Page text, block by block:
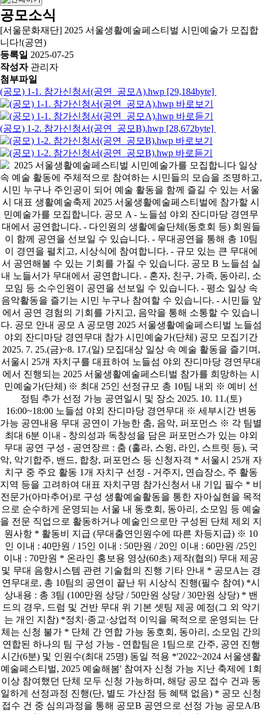
공모소식
[서울문화재단] 2025 서울생활예술페스티벌 시민예술가 모집합
니다!(공연)
등록일 2025-07-25
작성자 관리자
첨부파일
(공모) 1-1. 참가신청서(공연_공모A).hwp [29,184byte]
(공모) 1-2. 참가신청서(공연_공모B).hwp [28,672byte]